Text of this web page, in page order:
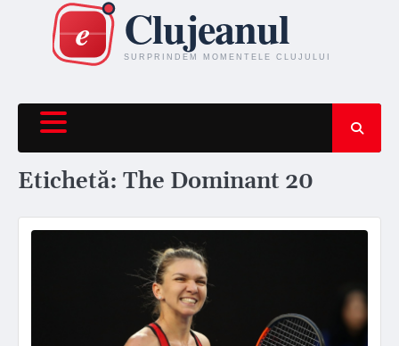
content
Etichetă: The Dominant 20